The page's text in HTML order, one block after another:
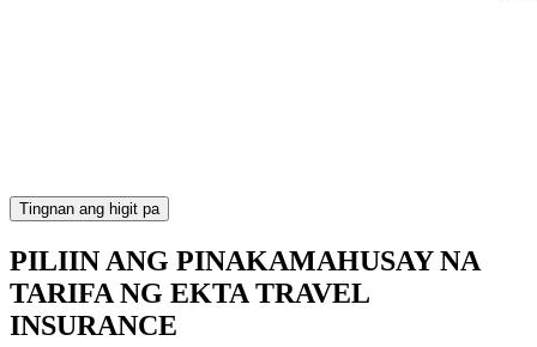
Tingnan ang higit pa
PILIIN ANG PINAKAMAHUSAY NA
TARIFA NG EKTA TRAVEL
INSURANCE